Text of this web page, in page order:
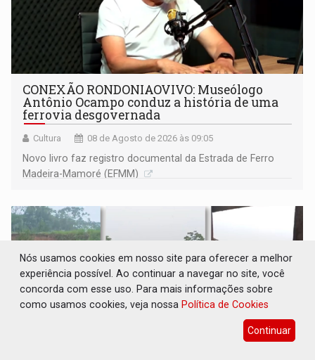
CONEXÃO RONDONIAOVIVO: Museólogo
Antônio Ocampo conduz a história de uma
ferrovia desgovernada
Cultura 08 de Agosto de 2026 às 09:05
Novo livro faz registro documental da Estrada de Ferro
Madeira-Mamoré (EFMM)
Nós usamos cookies em nosso site para oferecer a melhor
experiência possível. Ao continuar a navegar no site, você
concorda com esse uso. Para mais informações sobre
como usamos cookies, veja nossa Política de Cookies
Continuar